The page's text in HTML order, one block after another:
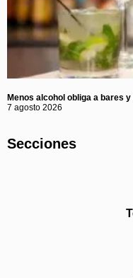
Menos alcohol obliga a bares
7 agosto 2026
Secciones